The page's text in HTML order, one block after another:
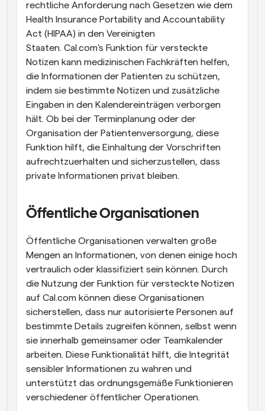
rechtliche Anforderung nach Gesetzen wie dem
Health Insurance Portability and Accountability
Act (HIPAA) in den Vereinigten
Staaten. Cal.com's Funktion für versteckte
Notizen kann medizinischen Fachkräften helfen,
die Informationen der Patienten zu schützen,
indem sie bestimmte Notizen und zusätzliche
Eingaben in den Kalendereinträgen verborgen
hält. Ob bei der Terminplanung oder der
Organisation der Patientenversorgung, diese
Funktion hilft, die Einhaltung der Vorschriften
aufrechtzuerhalten und sicherzustellen, dass
private Informationen privat bleiben.
Öffentliche Organisationen
Öffentliche Organisationen verwalten große
Mengen an Informationen, von denen einige hoch
vertraulich oder klassifiziert sein können. Durch
die Nutzung der Funktion für versteckte Notizen
auf Cal.com können diese Organisationen
sicherstellen, dass nur autorisierte Personen auf
bestimmte Details zugreifen können, selbst wenn
sie innerhalb gemeinsamer oder Teamkalender
arbeiten. Diese Funktionalität hilft, die Integrität
sensibler Informationen zu wahren und
unterstützt das ordnungsgemäße Funktionieren
verschiedener öffentlicher Operationen.